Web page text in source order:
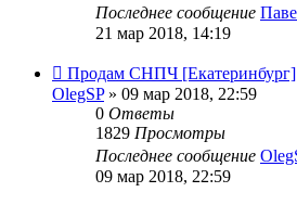
Последнее сообщение
21 мар 2018, 14:19
Продам СНПЧ [Екатеринбург]
OlegSP» 09 мар 2018, 22:59
0 Ответы
1829 Просмотры
Последнее сообщение
09 мар 2018, 22:59